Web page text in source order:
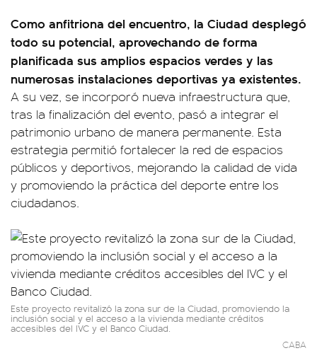
Como anfitriona del encuentro, la Ciudad desplegó
todo su potencial, aprovechando de forma
planificada sus amplios espacios verdes y las
numerosas instalaciones deportivas ya existentes.
A su vez, se incorporó nueva infraestructura que,
tras la finalización del evento, pasó a integrar el
patrimonio urbano de manera permanente. Esta
estrategia permitió fortalecer la red de espacios
públicos y deportivos, mejorando la calidad de vida
y promoviendo la práctica del deporte entre los
ciudadanos.
Este proyecto revitalizó la zona sur de la Ciudad, promoviendo la
inclusión social y el acceso a la vivienda mediante créditos
accesibles del IVC y el Banco Ciudad.
CABA